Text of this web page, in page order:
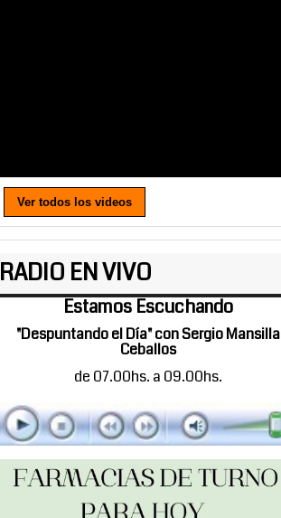
Ver todos los videos
RADIO EN VIVO
Estamos Escuchando
"Despuntando el Día" con Sergio Mansilla
Ceballos
de 07.00hs. a 09.00hs.